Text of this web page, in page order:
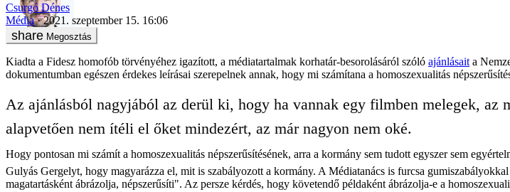
Csurgó Dénes
Média
2021. szeptember 15. 16:06
Megosztás
Kiadta a Fidesz homofób törvényéhez igazított, a médiatartalmak korhatár-besorolásáról szóló ajánlásait a
dokumentumban egészen érdekes leírásai szerepelnek annak, hogy mi számítana a homoszexualitás
Az ajánlásból nagyjából az derül ki, hogy ha vannak egy filmben melegek, az
alapvetően nem ítéli el őket mindezért, az már nagyon nem oké.
Hogy pontosan mi számít a homoszexualitás népszerűsítésének, arra a kormány sem tudott egyszer sem
Gulyás Gergelyt, hogy magyarázza el, mit is szabályozott a kormány. A Médiatanács is furcsa
magatartásként ábrázolja, népszerűsíti". Az persze kérdés, hogy követendő példaként ábrázolja-e a